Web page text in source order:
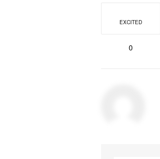
EXCITED
0